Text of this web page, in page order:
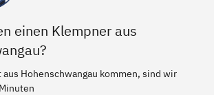
einen Klempner aus
aus Hohenschwangau kommen, sind wir